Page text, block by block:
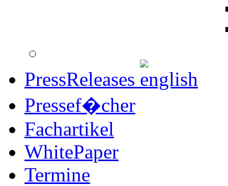
PressReleases
Pressef�cher
Fachartikel
WhitePaper
Termine